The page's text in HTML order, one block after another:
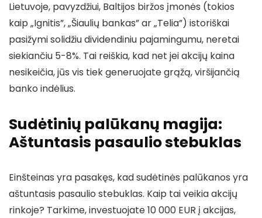
Lietuvoje, pavyzdžiui, Baltijos biržos įmonės (tokios
kaip „Ignitis”, „Šiaulių bankas” ar „Telia”) istoriškai
pasižymi solidžiu dividendiniu pajamingumu, neretai
siekiančiu 5-8%. Tai reiškia, kad net jei akcijų kaina
nesikeičia, jūs vis tiek generuojate grąžą, viršijančią
banko indėlius.
Sudėtinių palūkanų magija:
Aštuntasis pasaulio stebuklas
Einšteinas yra pasakęs, kad sudėtinės palūkanos yra
aštuntasis pasaulio stebuklas. Kaip tai veikia akcijų
rinkoje? Tarkime, investuojate 10 000 EUR į akcijas,